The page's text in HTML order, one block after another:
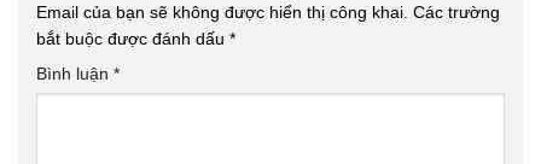
Email của bạn sẽ không được hiển thị công khai. Các trường
bắt buộc được đánh dấu *
Bình luận *